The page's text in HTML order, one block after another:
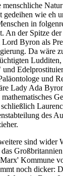
gedeihen wie eh
in
An der Spitze
Byron als
Da wäre
und
Lady Ada
des
sind wider
Kommune
noch dicker: